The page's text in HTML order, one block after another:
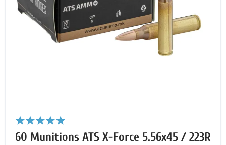
60 Munitions ATS X-Force 5.56x45 / 223R